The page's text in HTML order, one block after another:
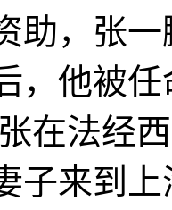
助，张
，他被
在法经
子来到